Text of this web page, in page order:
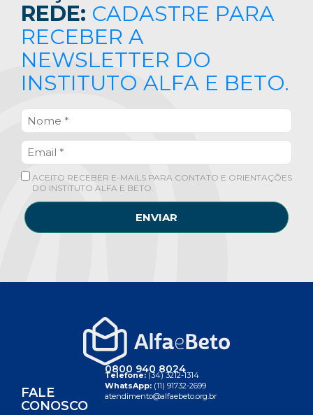
REDE: CADASTRE PARA
RECEBER A
NEWSLETTER DO
INSTITUTO ALFA E BETO.
ACEITO RECEBER E-MAILS PARA CONTATO E ORIENTAÇÕES
DO INSTITUTO ALFA E BETO.
ENVIAR
FALE
CONOSCO
0800 940 8024
Telefone:(34) 3212-1314
WhatsApp: (11) 91732-2699
atendimento@alfaebeto.org.br